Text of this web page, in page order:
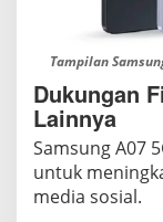
Tampilan
Dukungan
Lainnya
Samsung A07
untuk
media sosial.